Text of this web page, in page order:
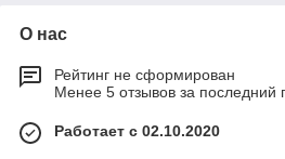
О нас
Рейтинг не сформирован
Менее 5 отзывов за последний
Работает с 02.10.2020